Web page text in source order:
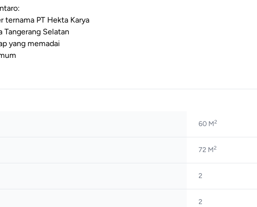
ternama PT Hekta Karya
Tangerang Selatan
yang memadai
60 M2
72 M2
2
2